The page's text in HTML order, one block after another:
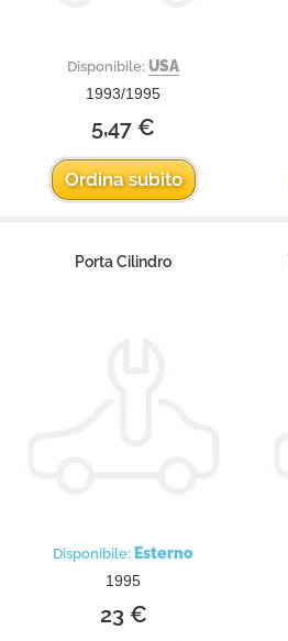
Disponibile: USA
1993/1995
5,47 €
Ordina subito
Porta Cilindro
Disponibile: Esterno
1995
23 €